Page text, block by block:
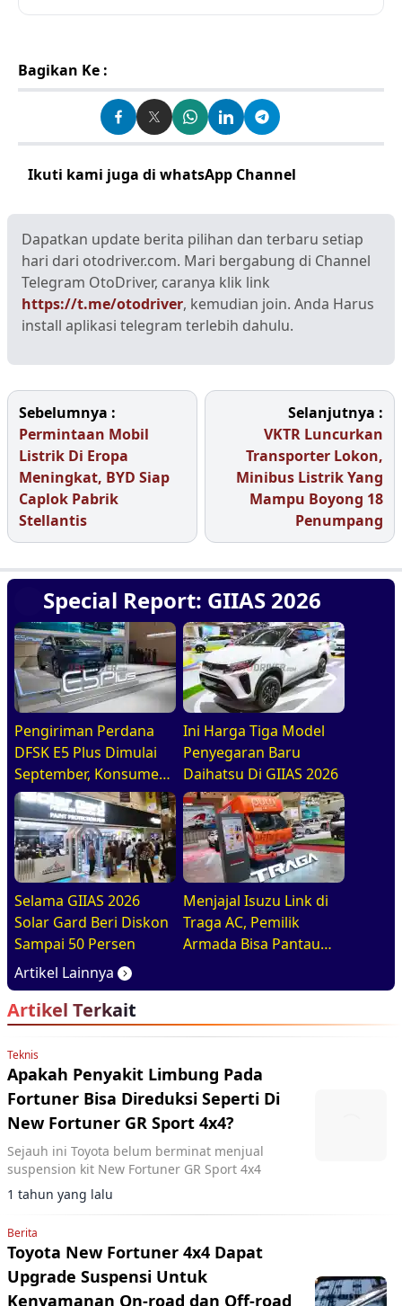
Bagikan Ke :
Ikuti kami juga di whatsApp Channel
Dapatkan update berita pilihan dan terbaru setiap
hari dari otodriver.com. Mari bergabung di Channel
Telegram OtoDriver, caranya klik link
https://t.me/otodriver, kemudian join. Anda Harus
install aplikasi telegram terlebih dahulu.
Sebelumnya :
Permintaan Mobil
Listrik Di Eropa
Meningkat, BYD Siap
Caplok Pabrik
Stellantis
Selanjutnya :
VKTR Luncurkan
Transporter Lokon,
Minibus Listrik Yang
Mampu Boyong 18
Penumpang
Special Report: GIIAS 2026
Pengiriman Perdana
DFSK E5 Plus Dimulai
September, Konsumen
Diajak Tur Pabrik
Ini Harga Tiga Model
Penyegaran Baru
Daihatsu Di GIIAS 2026
Selama GIIAS 2026
Solar Gard Beri Diskon
Sampai 50 Persen
Menjajal Isuzu Link di
Traga AC, Pemilik
Armada Bisa Pantau
Realtime
Artikel Lainnya
Artikel Terkait
Teknis
Apakah Penyakit Limbung Pada
Fortuner Bisa Direduksi Seperti Di
New Fortuner GR Sport 4x4?
Sejauh ini Toyota belum berminat menjual
suspension kit New Fortuner GR Sport 4x4
1 tahun yang lalu
Berita
Toyota New Fortuner 4x4 Dapat
Upgrade Suspensi Untuk
Kenyamanan On-road dan Off-road